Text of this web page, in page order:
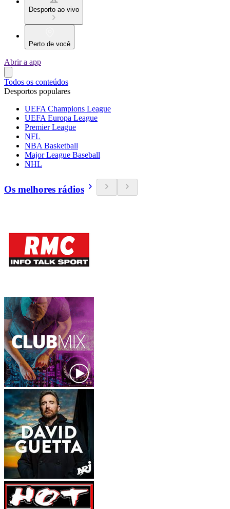
Desporto ao vivo
Perto de você
Abrir a app
Todos os conteúdos
Desportos populares
UEFA Champions League
UEFA Europa League
Premier League
NFL
NBA Basketball
Major League Baseball
NHL
Os melhores rádios